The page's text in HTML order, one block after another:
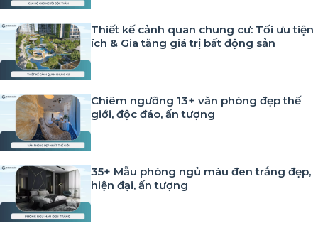
Thiết kế cảnh quan chung cư: Tối ưu tiện
ích & Gia tăng giá trị bất động sản
Chiêm ngưỡng 13+ văn phòng đẹp thế
giới, độc đáo, ấn tượng
35+ Mẫu phòng ngủ màu đen trắng đẹp,
hiện đại, ấn tượng